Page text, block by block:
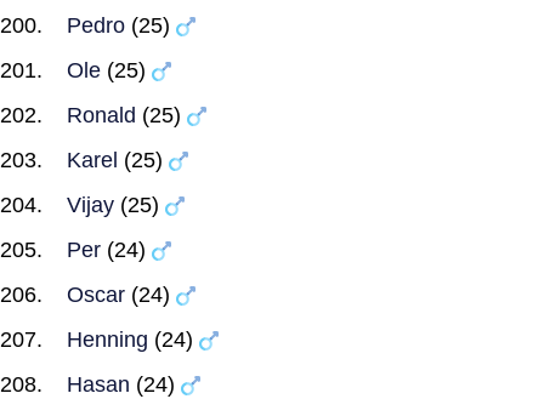
Pedro (25)
Ole (25)
Ronald (25)
Karel (25)
Vijay (25)
Per (24)
Oscar (24)
Henning (24)
Hasan (24)